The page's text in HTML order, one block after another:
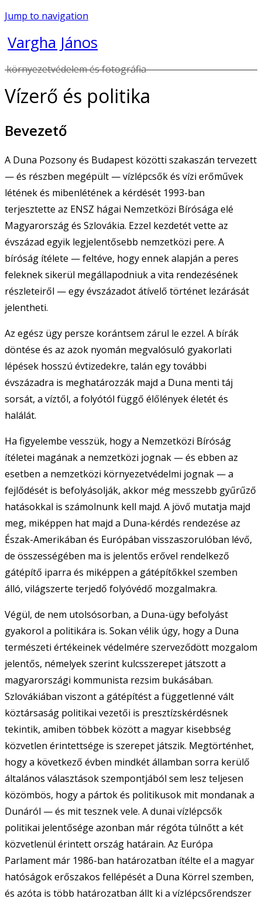
Jump to navigation
Vargha János
környezetvédelem és fotográfia
Vízerő és politika
Bevezető
A Duna Pozsony és Budapest közötti szakaszán tervezett
— és részben megépült — vízlépcsők és vízi erőművek
létének és mibenlétének a kérdését 1993-ban
terjesztette az ENSZ hágai Nemzetközi Bírósága elé
Magyarország és Szlovákia. Ezzel kezdetét vette az
évszázad egyik legjelentősebb nemzetközi pere. A
bíróság ítélete — feltéve, hogy ennek alapján a peres
feleknek sikerül megállapodniuk a vita rendezésének
részleteiről — egy évszázadot átívelő történet lezárását
jelentheti.
Az egész ügy persze korántsem zárul le ezzel. A bírák
döntése és az azok nyomán megvalósuló gyakorlati
lépések hosszú évtizedekre, talán egy további
évszázadra is meghatározzák majd a Duna menti táj
sorsát, a víztől, a folyótól függő élőlények életét és
halálát.
Ha figyelembe vesszük, hogy a Nemzetközi Bíróság
ítéletei magának a nemzetközi jognak — és ebben az
esetben a nemzetközi környezetvédelmi jognak — a
fejlődését is befolyásolják, akkor még messzebb gyűrűző
hatásokkal is számolnunk kell majd. A jövő mutatja majd
meg, miképpen hat majd a Duna-kérdés rendezése az
Észak-Amerikában és Európában visszaszorulóban lévő,
de összességében ma is jelentős erővel rendelkező
gátépítő iparra és miképpen a gátépítőkkel szemben
álló, világszerte terjedő folyóvédő mozgalmakra.
Végül, de nem utolsósorban, a Duna-ügy befolyást
gyakorol a politikára is. Sokan vélik úgy, hogy a Duna
természeti értékeinek védelmére szerveződött mozgalom
jelentős, némelyek szerint kulcsszerepet játszott a
magyarországi kommunista rezsim bukásában.
Szlovákiában viszont a gátépítést a függetlenné vált
köztársaság politikai vezetői is presztízskérdésnek
tekintik, amiben többek között a magyar kisebbség
közvetlen érintettsége is szerepet játszik. Megtörténhet,
hogy a következő évben mindkét államban sorra kerülő
általános választások szempontjából sem lesz teljesen
közömbös, hogy a pártok és politikusok mit mondanak a
Dunáról — és mit tesznek vele. A dunai vízlépcsők
politikai jelentősége azonban már régóta túlnőtt a két
közvetlenül érintett ország határain. Az Európa
Parlament már 1986-ban határozatban ítélte el a magyar
hatóságok erőszakos fellépését a Duna Körrel szemben,
és azóta is több határozatban állt ki a vízlépcsőrendszer